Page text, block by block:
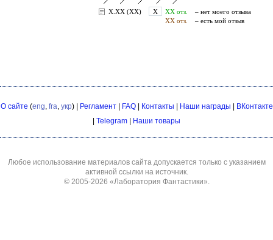
О сайте (eng, fra, укр) | Регламент| FAQ| Контакты Наши награды
ВКонтакте
Telegram Наши товары
Любое использование материалов сайта допускается только с указанием
активной ссылки на источник.
© 2005-2026 «Лаборатория Фантастики».